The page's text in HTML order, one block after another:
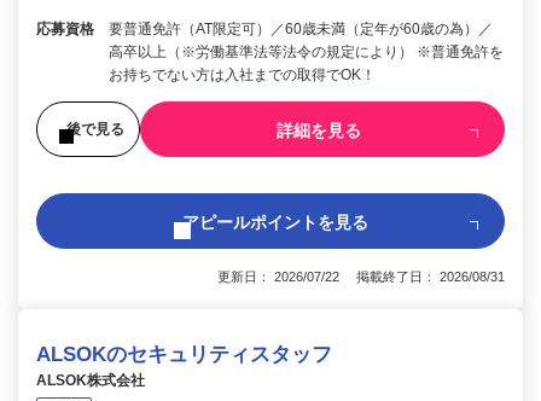
応募資格
要普通免許（AT限定可）／60歳未満（定年が60歳の為）／
高卒以上（※労働基準法等法令の規定により） ※普通免許を
お持ちでない方は入社までの取得でOK！
後で見る 詳細を見る
アピールポイントを見る
更新日： 2026/07/22 掲載終了日： 2026/08/31
ALSOKのセキュリティスタッフ
ALSOK株式会社